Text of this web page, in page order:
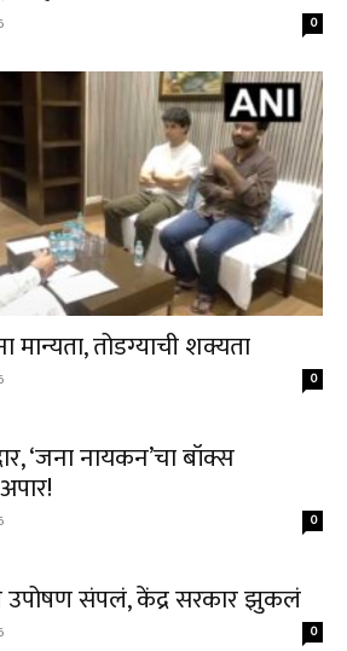
0
मान्यता, तोडग्याची शक्यता
0
‘जना नायकन’चा बॉक्स
0
संपलं, केंद्र सरकार झुकलं
0